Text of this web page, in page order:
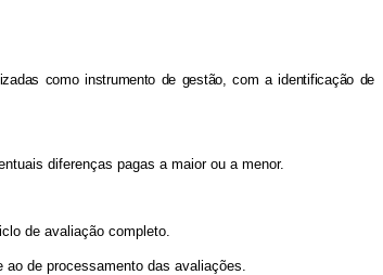
como instrumento de gestão, com a identificação de
diferenças pagas a maior ou a menor.
de avaliação completo.
de processamento das avaliações.